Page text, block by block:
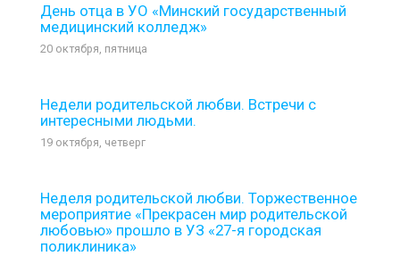
День отца в УО «Минский государственный
медицинский колледж»
20 октября, пятница
Недели родительской любви. Встречи с
интересными людьми.
19 октября, четверг
Неделя родительской любви. Торжественное
мероприятие «Прекрасен мир родительской
любовью» прошло в УЗ «27-я городская
поликлиника»